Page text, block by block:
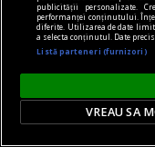
astfel că vom
prinde trenul,
muzica house
asculta înainte
Eugen ISTODOR
publicității personalizate.
performanței conținutului.
diferite. Utilizarea de date
a selecta conținutul. Date
Listă parteneri (furnizori)
VREAU SA